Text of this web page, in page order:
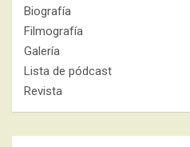
Biografía
Filmografía
Galería
Lista de pódcast
Revista